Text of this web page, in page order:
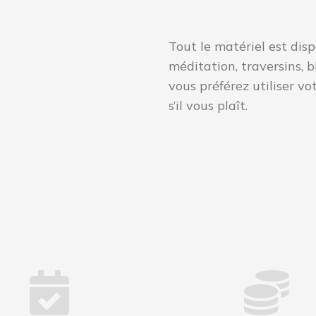
Tout le matériel est
méditation, traversins,
vous préférez utiliser
s’il vous plaît.